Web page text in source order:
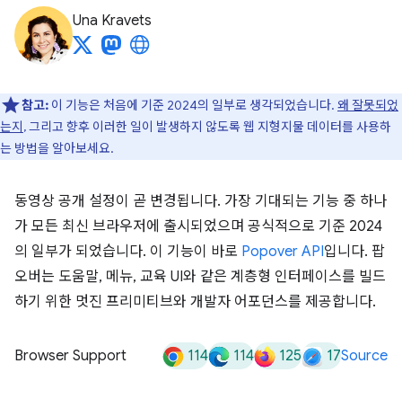
Una Kravets
참고: 이 기능은 처음에 기준 2024의 일부로 생각되었습니다. 왜 잘못되었
는지, 그리고 향후 이러한 일이 발생하지 않도록 웹 지형지물 데이터를 사용하
는 방법을 알아보세요.
동영상 공개 설정이 곧 변경됩니다. 가장 기대되는 기능 중 하나
가 모든 최신 브라우저에 출시되었으며 공식적으로 기준 2024
의 일부가 되었습니다. 이 기능이 바로 Popover API입니다. 팝
오버는 도움말, 메뉴, 교육 UI와 같은 계층형 인터페이스를 빌드
하기 위한 멋진 프리미티브와 개발자 어포던스를 제공합니다.
Browser Support 114 114 125 17Source